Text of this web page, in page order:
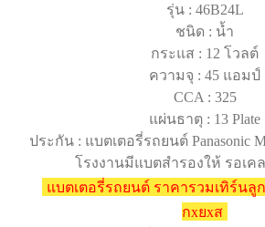
รุ่น : 46B24L
ชนิด : น้ำ
กระแส : 12 โวลต์
ความจุ : 45 แอมป์
CCA : 325
แผ่นธาตุ : 13 Plate
ประกัน : แบตเตอรี่รถยนต์ Panasonic
โรงงานมีแบตสำรองให้ รอเค
แบตเตอรี่รถยนต์ ราคารวมเทิร์นลู
กxยxส